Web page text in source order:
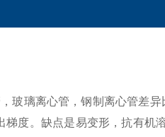
玻璃离心管，钢制离心管差
度。缺点是易变形，抗有机